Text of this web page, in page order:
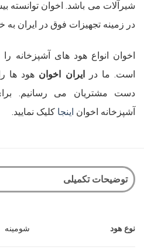
شیرآلات می باشد. اخوان توانسته
در زمینه تجهیزات فوق در ایران
اخوان انواع هود های آشپزخانه
است. ما در
ایران اخوان هود ها
دست مشتریان می رسانیم.
آشپزخانه اخوان اینجا کلیک نمایید.
توضیحات تکمیلی
نوع هود شومینه